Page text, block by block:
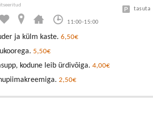
11:00-15:00
tasuta
ja külm kaste. 6,50€
5,50€
kodune leib ürdivõiga. 4,00€
2,50€